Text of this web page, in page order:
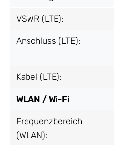
VSWR (LTE):
Anschluss (LTE):
Kabel (LTE):
WLAN / Wi-Fi
Frequenzbereich
(WLAN):